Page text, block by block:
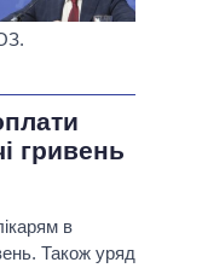
гривень
в
Також уряд